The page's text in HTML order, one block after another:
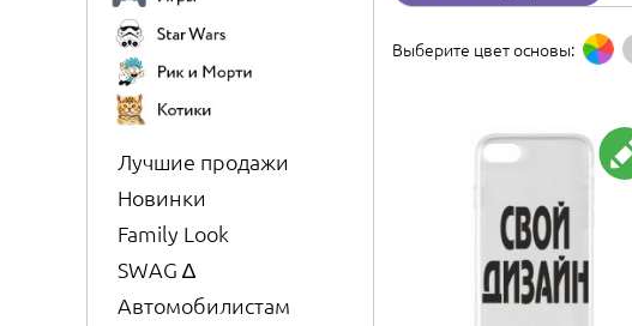
Лучшие продажи
Новинки
Family Look
SWAG ∆
Автомобилистам
Выберите цвет основы: